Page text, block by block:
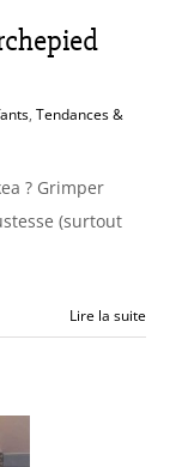
, Tendances &
? Grimper
(surtout
Lire la suite